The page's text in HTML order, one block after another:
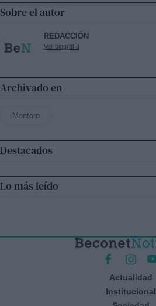
Sobre el autor
REDACCIÓN
Ver biografía
Archivado en
Montoro
Destacados
Lo más leído
Actualidad
Institucional